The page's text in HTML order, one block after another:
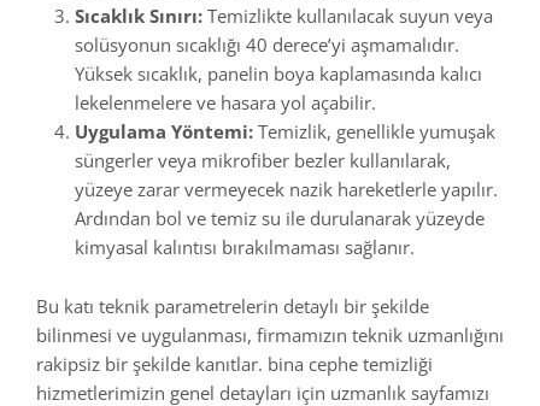
Sıcaklık Sınırı: Temizlikte kullanılacak suyun veya
solüsyonun sıcaklığı 40 derece’yi aşmamalıdır.
Yüksek sıcaklık, panelin boya kaplamasında kalıcı
lekelenmelere ve hasara yol açabilir.
Uygulama Yöntemi: Temizlik, genellikle yumuşak
süngerler veya mikrofiber bezler kullanılarak,
yüzeye zarar vermeyecek nazik hareketlerle yapılır.
Ardından bol ve temiz su ile durulanarak yüzeyde
kimyasal kalıntısı bırakılmaması sağlanır.
Bu katı teknik parametrelerin detaylı bir şekilde
bilinmesi ve uygulanması, firmamızın teknik uzmanlığını
rakipsiz bir şekilde kanıtlar. bina cephe temizliği
hizmetlerimizin genel detayları için uzmanlık sayfamızı